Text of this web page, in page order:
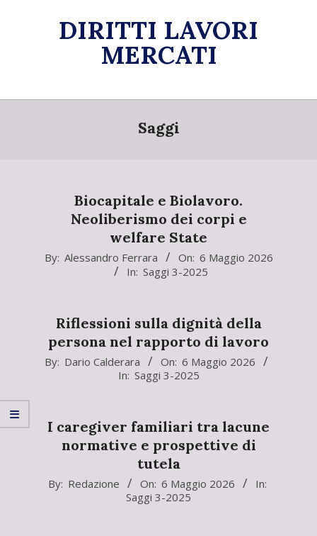
DIRITTI LAVORI
MERCATI
Primary
Saggi
Biocapitale e Biolavoro.
Neoliberismo dei corpi e
welfare State
2026-
By: Alessandro Ferrara On: 6 Maggio 2026
In: Saggi 3-2025
Riflessioni sulla dignità della
persona nel rapporto di lavoro
2026-
By: Dario Calderara On: 6 Maggio 2026
In: Saggi 3-2025
I caregiver familiari tra lacune
normative e prospettive di
tutela
2026-
By: Redazione On: 6 Maggio 2026
In:
Saggi 3-2025